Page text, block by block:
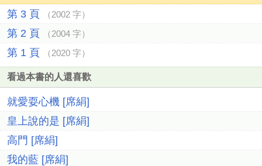
第 3 頁 （2002 字）
第 2 頁 （2004 字）
第 1 頁 （2020 字）
看過本書的人還喜歡
就愛耍心機 [席絹]
皇上說的是 [席絹]
高門 [席絹]
我的藍 [席絹]